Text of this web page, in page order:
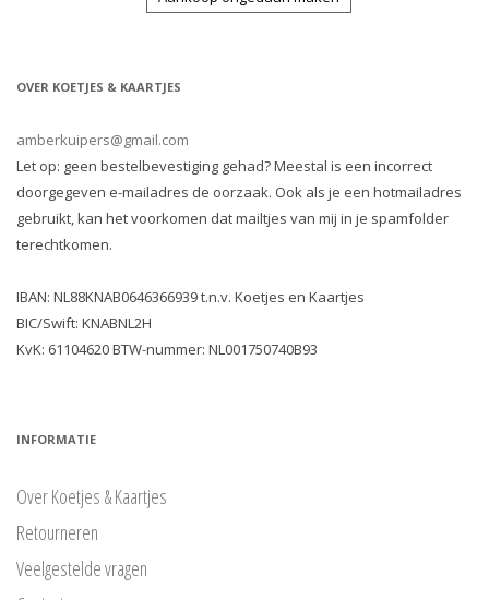
OVER KOETJES & KAARTJES
amberkuipers@gmail.com
Let op: geen bestelbevestiging gehad? Meestal is een incorrect
doorgegeven e-mailadres de oorzaak. Ook als je een hotmailadres
gebruikt, kan het voorkomen dat mailtjes van mij in je spamfolder
terechtkomen.
IBAN: NL88KNAB0646366939 t.n.v. Koetjes en Kaartjes
BIC/Swift: KNABNL2H
KvK: 61104620 BTW-nummer: NL001750740B93
INFORMATIE
Over Koetjes & Kaartjes
Retourneren
Veelgestelde vragen